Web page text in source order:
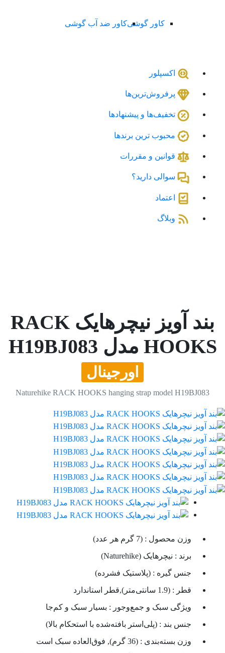
کاور گوشیکاور ضد آب گوشی
اکسپلور
پرفروش‌ترین‌ها
تخفیف‌ها و پیشنهادها
محبوب ترین برندها
قوانین و مقررات
سوالی دارید؟
اعتماد
وبلاگ
بند آویز نیچرهایک RACK
HOOKS مدل H19BJ083
اورجینال
Naturehike RACK HOOKS hanging strap model H19BJ083
وزن محصول : (7 گرم هر عدد)
برند : نیچرهایک (Naturehike)
جنس گیره : (پلاستیک فشرده)
قطر : (1.9 سانتی‌متر),قطر استاندارد
ویژگی سبک و جمع‌وجور : بسیار سبک و کم‌جا
جنس بند : (پلی‌استر بافته‌شده با استحکام بالا)
وزن بسته‌بندی : (36 گرم), فوق‌العاده سبک است